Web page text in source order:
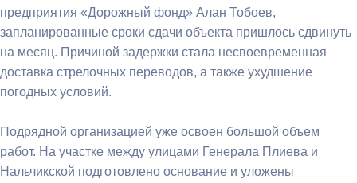
предприятия «Дорожный фонд» Алан Тобоев,
запланированные сроки сдачи объекта пришлось сдвинуть
на месяц. Причиной задержки стала несвоевременная
доставка стрелочных переводов, а также ухудшение
погодных условий.
Подрядной организацией уже освоен большой объем
работ. На участке между улицами Генерала Плиева и
Нальчикской подготовлено основание и уложены